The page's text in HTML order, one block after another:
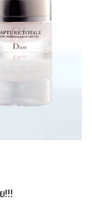
!!!